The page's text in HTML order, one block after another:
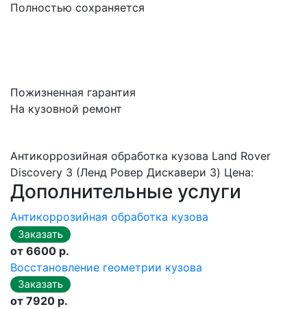
Полностью сохраняется
Пожизненная гарантия
На кузовной ремонт
Антикоррозийная обработка кузова Land Rover
Discovery 3 (Ленд Ровер Дискавери 3) Цена:
Дополнительные услуги
Антикоррозийная обработка кузова
от 6600 р.
Восстановление геометрии кузова
от 7920 р.